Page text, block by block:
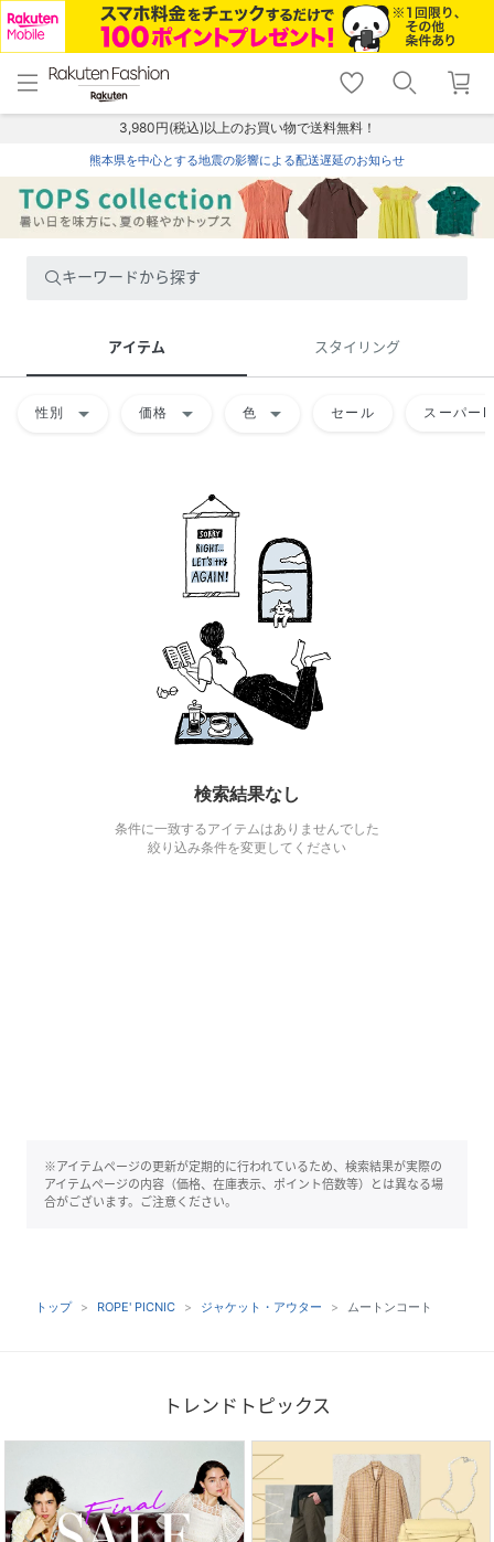
menu home
トップ
shopping_cart lock_outline
ログイン
3,980円(税込)以上のお買い物で送料無料！
熊本県を中心とする地震の影響による配送遅延のお知らせ
キーワードから探す
アイテム スタイリング
性別 arrow_drop_down 価格 arrow_drop_down 色 arrow_drop_down セール スーパー
検索結果なし
条件に一致するアイテムはありませんでした
絞り込み条件を変更してください
※アイテムページの更新が定期的に行われているため、検索結果が実際の
アイテムページの内容（価格、在庫表示、ポイント倍数等）とは異なる場
合がございます。ご注意ください。
トップ ROPE' PICNIC ジャケット・アウター ムートンコート
トレンドトピックス